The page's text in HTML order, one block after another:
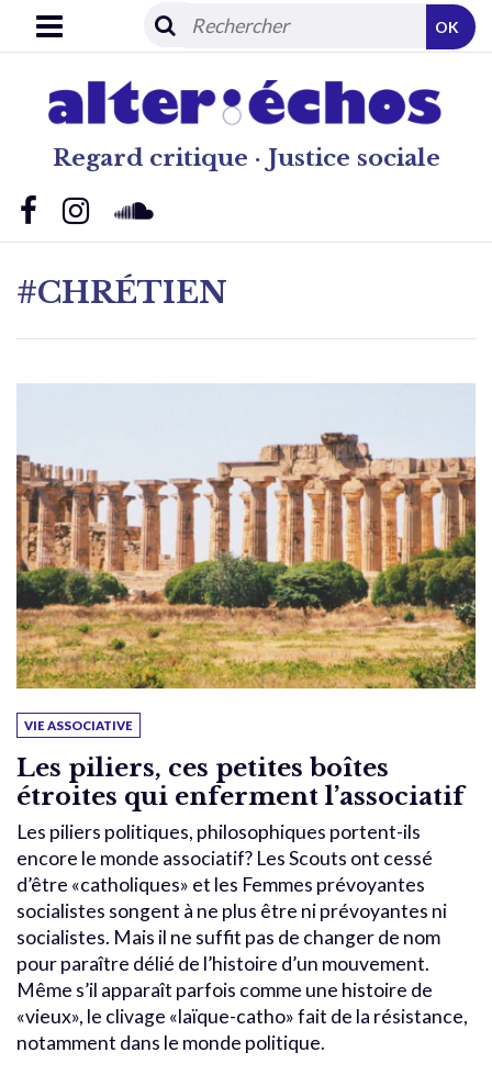
Regard critique · Justice sociale
OK
#CHRÉTIEN
VIE ASSOCIATIVE
Les piliers, ces petites boîtes
étroites qui enferment l’associatif
Les piliers politiques, philosophiques portent-ils
encore le monde associatif? Les Scouts ont cessé
d’être «catholiques» et les Femmes prévoyantes
socialistes songent à ne plus être ni prévoyantes ni
socialistes. Mais il ne suffit pas de changer de nom
pour paraître délié de l’histoire d’un mouvement.
Même s’il apparaît parfois comme une histoire de
«vieux», le clivage «laïque-catho» fait de la résistance,
notamment dans le monde politique.